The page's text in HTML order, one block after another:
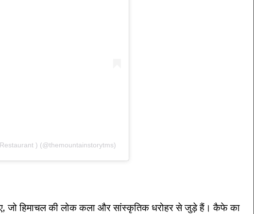
) (@themountainstorytms)
जो हिमाचल की लोक कला और सांस्कृतिक धरोहर से जुड़े हैं। कैफे का